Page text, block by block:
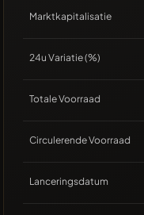
Marktkapitalisatie
24u Variatie (%)
Totale Voorraad
Circulerende Voorraad
Lanceringsdatum